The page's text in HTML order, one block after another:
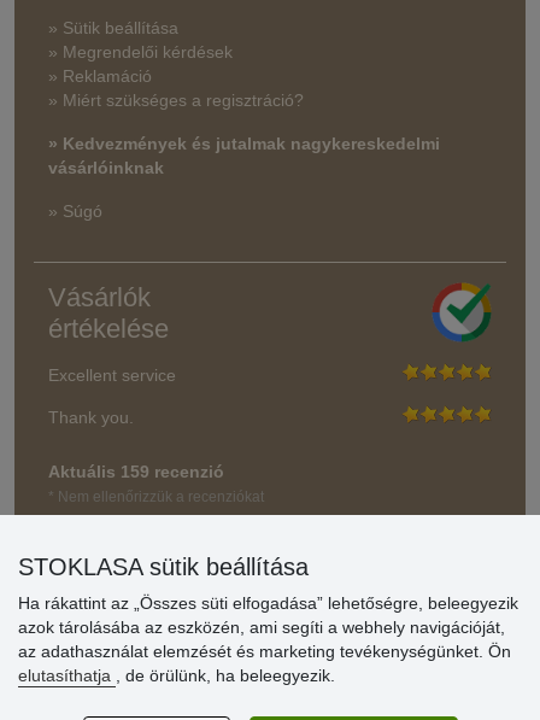
» Sütik beállítása
» Megrendelői kérdések
» Reklamáció
» Miért szükséges a regisztráció?
» Kedvezmények és jutalmak nagykereskedelmi
vásárlóinknak
» Súgó
Vásárlók
értékelése
Excellent service
Thank you.
Aktuális 159 recenzió
* Nem ellenőrizzük a recenziókat
STOKLASA sütik beállítása
Ha rákattint az „Összes süti elfogadása” lehetőségre, beleegyezik
azok tárolásába az eszközén, ami segíti a webhely navigációját,
az adathasználat elemzését és marketing tevékenységünket. Ön
elutasíthatja
, de örülünk, ha beleegyezik.